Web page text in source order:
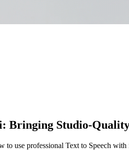
Bringing Studio-
use professional Text to Speech